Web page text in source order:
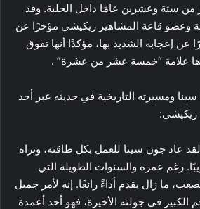
من ستة وعشرين عامًا داخل الحلبة. وقد
وعضو قاعة المشاهير ريكيشي مؤخرًا عن
عن إعجابه الشديد بها، مؤكدًا أنها تفوق
إياها علامة “خمسة عشر من عشرة” .
ومسيرته التاريخية في حديثه عبر أحد
ريكيشي:
عاد جون سينا للعمل بكل طاقته، وتراه
رغم عمره والسنوات الطويلة التي
ما زال يقدم أداءً رائعًا. إنه لأمر جميل
الكبير في جولته الأخيرة، فهو أحد أعمدة